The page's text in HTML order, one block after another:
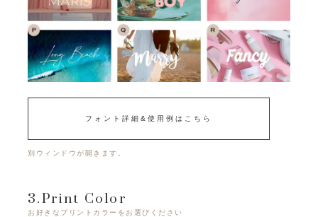
フォント詳細&使用例はこちら
別ウィンドウが開きます。
3.Print Color
お好きなプリントカラーをお選びください